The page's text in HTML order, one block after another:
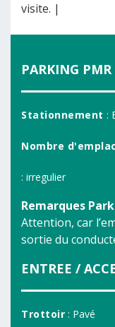
visite. |
PARKING PMR
Stationnement :
Nombre
: irregulier
Remarques
Attention, car
sortie du
ENTREE /
Trottoir : Pavé